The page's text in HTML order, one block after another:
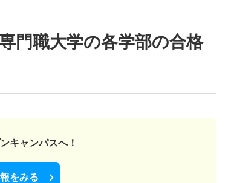
門職大学の各学部の合格
キャンパスへ！
をみる